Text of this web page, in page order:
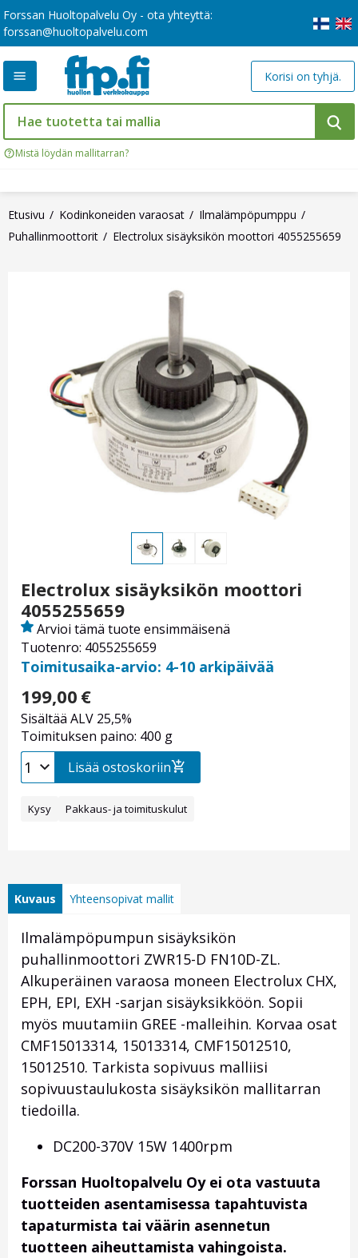
Forssan Huoltopalvelu Oy - ota yhteyttä:
forssan@huoltopalvelu.com
Mistä löydän mallitarran?
Korisi on tyhjä.
Etusivu Kodinkoneiden varaosat
Ilmalämpöpumppu
Puhallinmoottorit
Electrolux sisäyksikön moottori 4055255659
Electrolux sisäyksikön moottori
4055255659
Tuotenro: 4055255659
Arvioi tämä tuote ensimmäisenä
Toimitusaika-arvio: 4-10 arkipäivää
199,00 €
Sisältää ALV 25,5%
Toimituksen paino: 400 g
Lisää ostoskoriin
Kysy Pakkaus- ja toimituskulut
Kuvaus Yhteensopivat mallit
Ilmalämpöpumpun sisäyksikön
puhallinmoottori ZWR15-D FN10D-ZL.
Alkuperäinen varaosa moneen Electrolux CHX,
EPH, EPI, EXH -sarjan sisäyksikköön. Sopii
myös muutamiin GREE -malleihin. Korvaa osat
CMF15013314, 15013314, CMF15012510,
15012510. Tarkista sopivuus malliisi
sopivuustaulukosta sisäyksikön mallitarran
tiedoilla.
DC200-370V 15W 1400rpm
Forssan Huoltopalvelu Oy ei ota vastuuta
tuotteiden asentamisessa tapahtuvista
tapaturmista tai väärin asennetun
tuotteen aiheuttamista vahingoista.